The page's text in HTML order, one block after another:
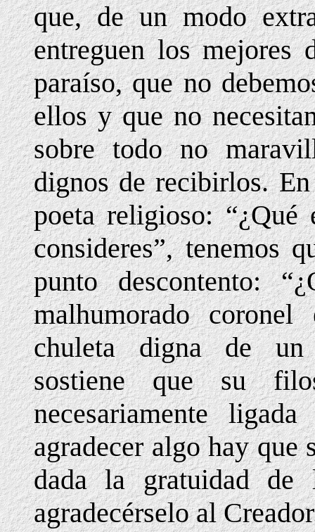
que, de un modo
entreguen los mejores
paraíso, que no
ellos y que no
sobre todo no
dignos de recibirlos.
poeta religioso:
consideres”, tenemos
punto descontento:
malhumorado
chuleta digna de un
sostiene que su
necesariamente
agradecer algo hay que
dada la gratuidad de
agradecérselo al